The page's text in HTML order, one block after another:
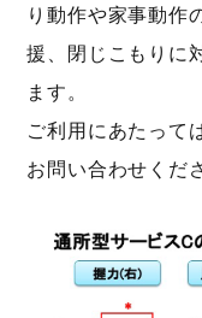
り動作や家事動作
援、閉じこもりに
ます。
ご利用にあたって
お問い合わせくだ